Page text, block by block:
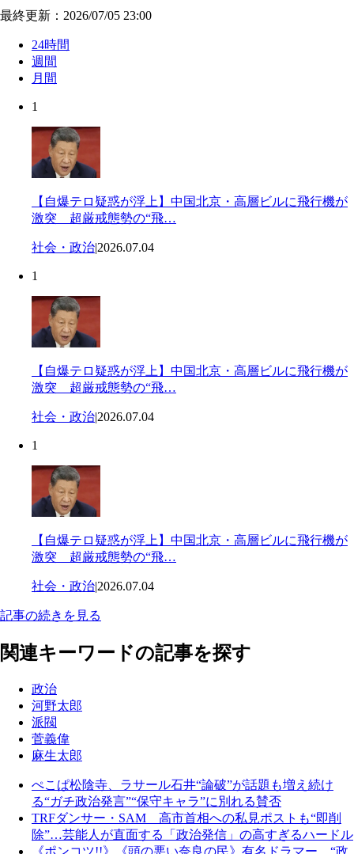
最終更新：2026/07/05 23:00
24時間
週間
月間
1
【自爆テロ疑惑が浮上】中国北京・高層ビルに飛行機が
激突 超厳戒態勢の“飛…
社会・政治|2026.07.04
1
【自爆テロ疑惑が浮上】中国北京・高層ビルに飛行機が
激突 超厳戒態勢の“飛…
社会・政治|2026.07.04
1
【自爆テロ疑惑が浮上】中国北京・高層ビルに飛行機が
激突 超厳戒態勢の“飛…
社会・政治|2026.07.04
記事の続きを見る
関連キーワードの記事を探す
政治
河野太郎
派閥
菅義偉
麻生太郎
ぺこぱ松陰寺、ラサール石井“論破”が話題も増え続け
る“ガチ政治発言”“保守キャラ”に別れる賛否
TRFダンサー・SAM 高市首相への私見ポストも“即削
除”…芸能人が直面する「政治発信」の高すぎるハードル
《ポンコツ!!》《頭の悪い奈良の民》有名ドラマー、“政